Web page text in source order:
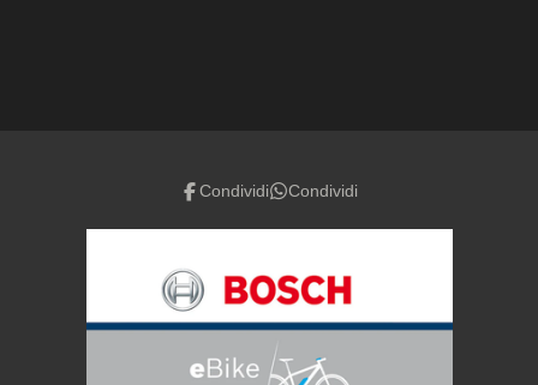
Condividi Condividi